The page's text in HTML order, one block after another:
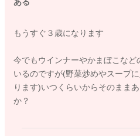
もうすぐ３歳になります
今でもウインナーやかまぼこなど
いるのですが(野菜炒めやスープ
ります)いつくらいからそのまま
か？